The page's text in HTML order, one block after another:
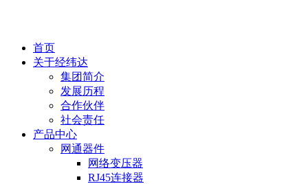
首页
关于经纬达
集团简介
发展历程
合作伙伴
社会责任
产品中心
网通器件
网络变压器
RJ45连接器